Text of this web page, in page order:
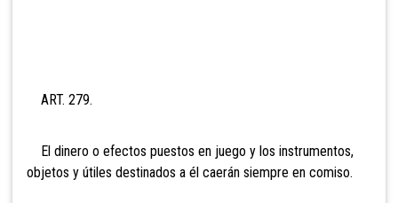
ART. 279.
El dinero o efectos puestos en juego y los instrumentos,
objetos y útiles destinados a él caerán siempre en comiso.